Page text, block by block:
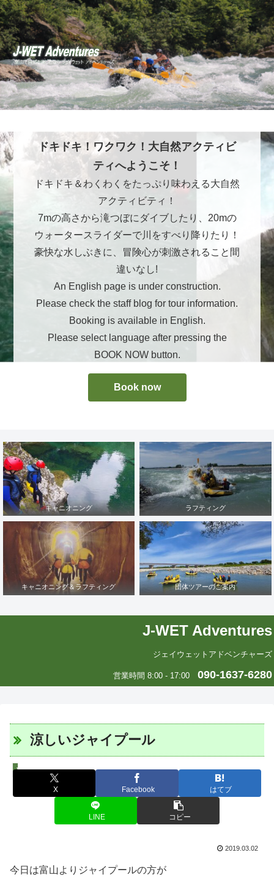
ドキドキ！ワクワク！大自然アクティビ
ティへようこそ！
ドキドキ＆わくわくをたっぷり味わえる大自然
アクティビティ！
7mの高さから滝つぼにダイブしたり、20mの
ウォータースライダーで川をすべり降りたり！
豪快な水しぶきに、冒険心が刺激されること間
違いなし!
An English page is under construction.
Please check the staff blog for tour information.
Booking is available in English.
Please select language after pressing the
BOOK NOW button.
Book now
キャニオニング ラフティング
キャニオニング＆ラフティング 団体ツアーのご案内
J-WET Adventures
ジェイウェットアドベンチャーズ
営業時間 8:00 - 17:00 090-1637-6280
涼しいジャイプール
J-WETインド支部～ヨガのこころ～
X Facebook はてブ
LINE コピー
2019.03.02
今日は富山よりジャイプールの方が